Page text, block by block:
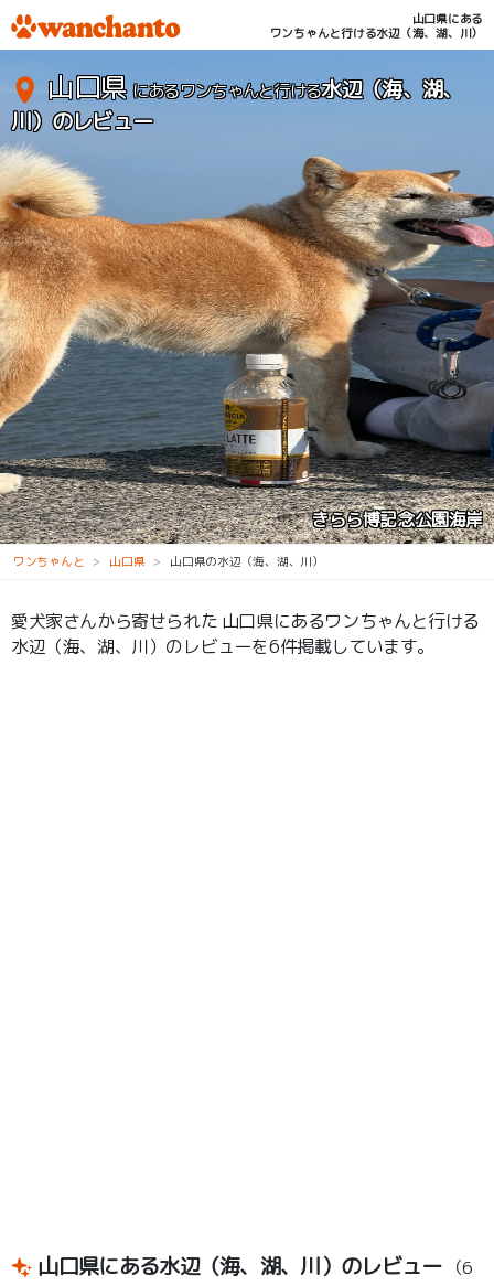
山口県にある
ワンちゃんと行ける水辺（海、湖、川）
岸 角
山口県にあるワンちゃんと行ける水辺（海、湖、
川）のレビュー
ワンちゃんと 山口県 山口県の水辺（海、湖、川）
愛犬家さんから寄せられた 山口県にあるワンちゃんと行ける
水辺（海、湖、川）のレビューを6件掲載しています。
山口県にある水辺（海、湖、川）のレビュー （6